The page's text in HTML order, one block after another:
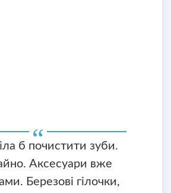
б почистити зуби.
Аксесуари вже
Березові гілочки,